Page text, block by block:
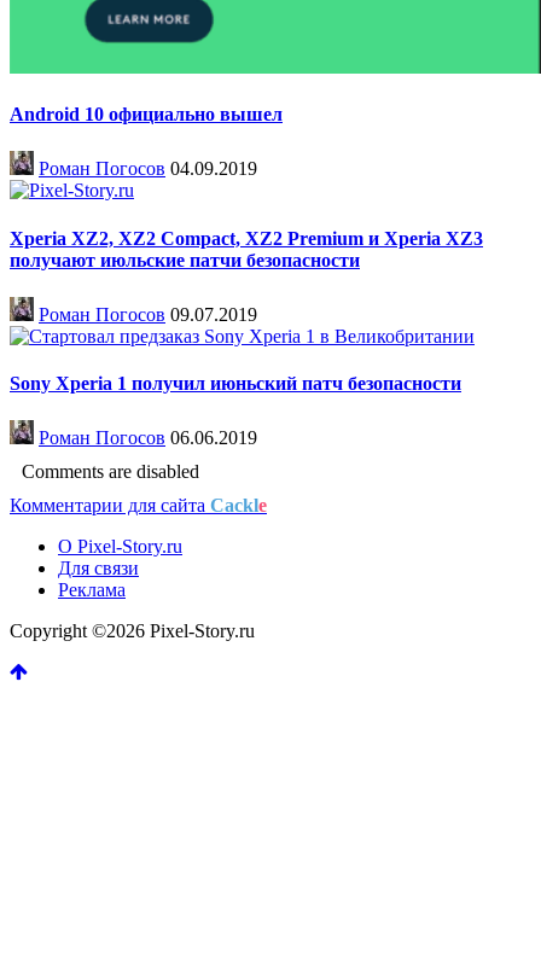
Android 10 официально вышел
Роман Погосов 04.09.2019
Xperia XZ2, XZ2 Compact, XZ2 Premium и Xperia XZ3
получают июльские патчи безопасности
Роман Погосов 09.07.2019
Sony Xperia 1 получил июньский патч безопасности
Роман Погосов 06.06.2019
Comments are disabled
Комментарии для сайта Cackle
О Pixel-Story.ru
Для связи
Реклама
Copyright ©2026 Pixel-Story.ru